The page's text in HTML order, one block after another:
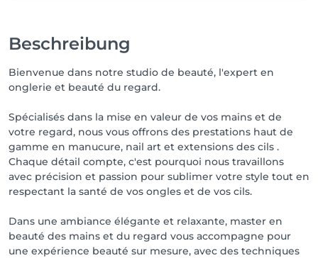
Beschreibung
Bienvenue dans notre studio de beauté, l'expert en
onglerie et beauté du regard.
Spécialisés dans la mise en valeur de vos mains et de
votre regard, nous vous offrons des prestations haut de
gamme en manucure, nail art et extensions des cils .
Chaque détail compte, c'est pourquoi nous travaillons
avec précision et passion pour sublimer votre style tout en
respectant la santé de vos ongles et de vos cils.
Dans une ambiance élégante et relaxante, master en
beauté des mains et du regard vous accompagne pour
une expérience beauté sur mesure, avec des techniques